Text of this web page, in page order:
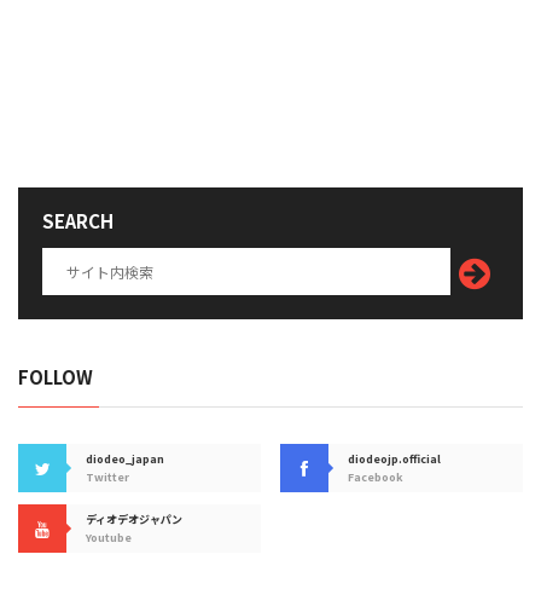
SEARCH
FOLLOW
diodeo_japan
Twitter
diodeojp.official
Facebook
ディオデオジャパン
Youtube